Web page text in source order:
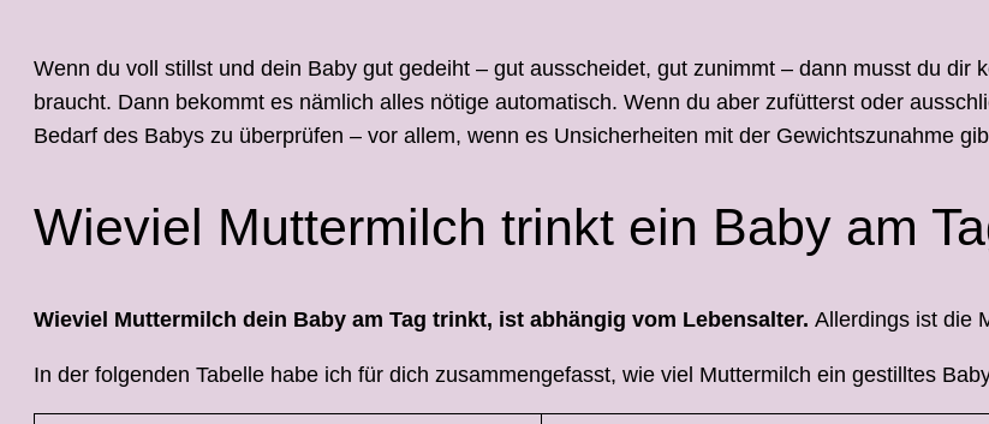
Wenn du voll stillst und dein Baby gut gedeiht – gut ausscheidet, gut zunimmt – dann musst du dir
braucht. Dann bekommt es nämlich alles nötige automatisch. Wenn du aber zufütterst oder
Bedarf des Babys zu überprüfen – vor allem, wenn es Unsicherheiten mit der Gewichtszunahme
Wieviel Muttermilch trinkt ein Baby am
Wieviel Muttermilch dein Baby am Tag trinkt, ist abhängig vom Lebensalter. Allerdings ist die
In der folgenden Tabelle habe ich für dich zusammengefasst, wie viel Muttermilch ein gestilltes